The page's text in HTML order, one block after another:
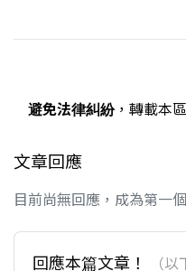
避免法律糾紛，轉載本
文章回應
目前尚無回應，成為第一
回應本篇文章！ （